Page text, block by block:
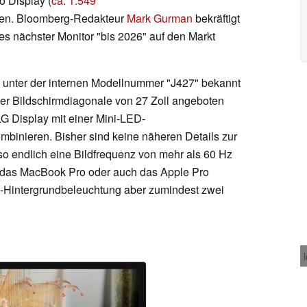
Bloomberg-RedakteurMark Gurman bekräftigt
nächster Monitor "bis 2026" auf den Markt
der internen Modellnummer "J427" bekannt
Bildschirmdiagonale von 27 Zoll angeboten
Display mit einer Mini-LED-
Bisher sind keine näheren Details zur
endlich eine Bildfrequenz von mehr als 60 Hz
MacBook Pro oder auch das Apple Pro
aber zumindest zwei